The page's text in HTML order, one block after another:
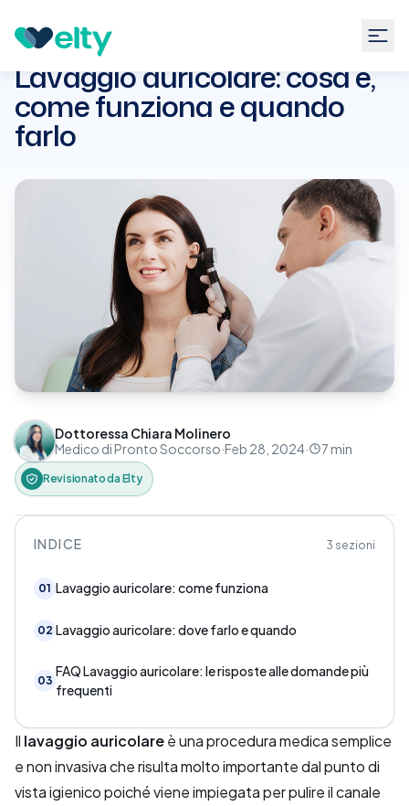
Guide Otorinolaringoiatria
Lavaggio auricolare: cosa
quando farlo
Lavaggio auricolare: cosa è,
come funziona e quando
farlo
Dottoressa Chiara Molinero
Medico di Pronto Soccorso·Feb 28, 2024· 7min
Revisionato daElty
INDICE 3 sezioni
01 Lavaggio auricolare: come funziona
02 Lavaggio auricolare: dove farlo e quando
03
FAQ Lavaggio auricolare: le risposte alle domande più
frequenti
Il lavaggio auricolareè una procedura medica semplice
e non invasiva che risulta molto importante dal punto di
vista igienico poiché viene impiegata per pulire il canale